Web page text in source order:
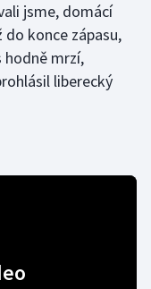
jsme, domácí
konce zápasu,
hodně mrzí,
liberecký